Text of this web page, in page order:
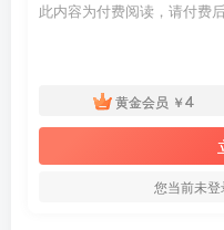
此内容为付费阅读，请付费
黄金会员 ￥4
您当前未